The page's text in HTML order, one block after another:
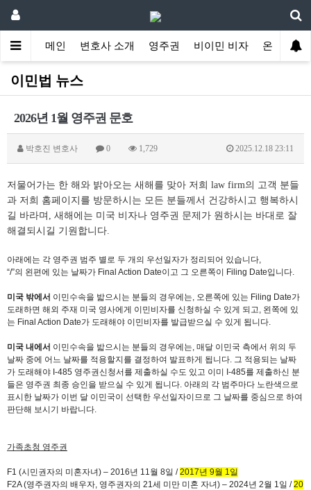
메인 변호사 소개 영주권 비이민 비자 온라인 상
이민법 뉴스
2026년 1월 영주권 문호
박호진 변호사 0 1,729 2025.12.18 23:11
저물어가는 한 해와 밝아오는 새해를 맞아 저희 law firm의 고객 분들
과 저희 홈페이지를 방문하시는 모든 분들께서 건강하시고 행복하시
길 바라며, 새해에는 미국 비자나 영주권 문제가 원하시는 바대로 잘
해결되시길 기원합니다.
아래에는 각 영주권 범주 별로 두 개의 우선일자가 정리되어 있습니다,
“/”의 왼편에 있는 날짜가 Final Action Date이고 그 오른쪽이 Filing Date입니다.
미국 밖에서 이민수속을 밟으시는 분들의 경우에는, 오른쪽에 있는 Filing Date가
도래하면 해외 주재 미국 영사에게 이민비자를 신청하실 수 있게 되고, 왼쪽에 있
는 Final Action Date가 도래해야 이민비자를 발급받으실 수 있게 됩니다.
미국 내에서 이민수속을 밟으시는 분들의 경우에는, 매달 이민국 측에서 위의 두
날짜 중에 어느 날짜를 적용할지를 결정하여 발표하게 됩니다. 그 적용되는 날짜
가 도래해야 I-485 영주권신청서를 제출하실 수도 있고 이미 I-485를 제출하신 분
들은 영주권 최종 승인을 받으실 수 있게 됩니다. 아래의 각 범주마다 노란색으로
표시한 날짜가 이번 달 이민국이 선택한 우선일자이므로 그 날짜를 중심으로 하여
판단해 보시기 바랍니다.
가족초청 영주권
F1 (시민권자의 미혼자녀) – 2016년 11월 8일 /2017년 9월 1일
F2A (영주권자의 배우자, 영주권자의 21세 미만 미혼 자녀) – 2024년 2월 1일 /20